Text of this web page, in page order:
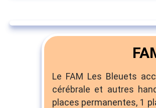
Le FAM Les Bleuets
cérébrale et autres
places permanentes, 1